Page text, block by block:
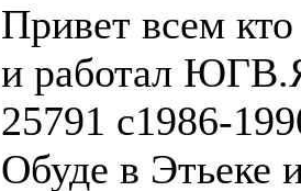
Привет всем
и работал
25791 с1986-
Обуде в Этьеке